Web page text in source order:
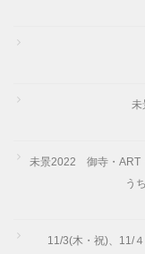
未
未景2022 御寺・ART
う
11/3(木・祝)、11/